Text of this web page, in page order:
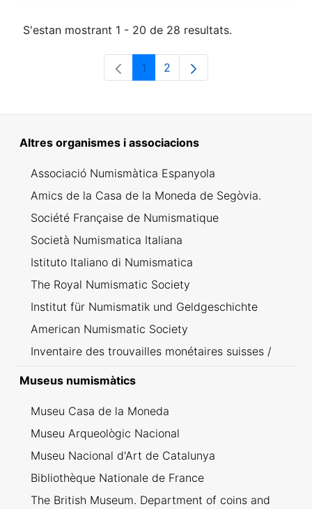
S'estan mostrant 1 - 20 de 28 resultats.
Pàgina
1 Pàgina
2
Altres organismes i associacions
Associació Numismàtica Espanyola
Amics de la Casa de la Moneda de Segòvia.
Société Française de Numismatique
Società Numismatica Italiana
Istituto Italiano di Numismatica
The Royal Numismatic Society
Institut für Numismatik und Geldgeschichte
American Numismatic Society
Inventaire des trouvailles monétaires suisses /
Museus numismàtics
Museu Casa de la Moneda
Museu Arqueològic Nacional
Museu Nacional d'Art de Catalunya
Bibliothèque Nationale de France
The British Museum. Department of coins and